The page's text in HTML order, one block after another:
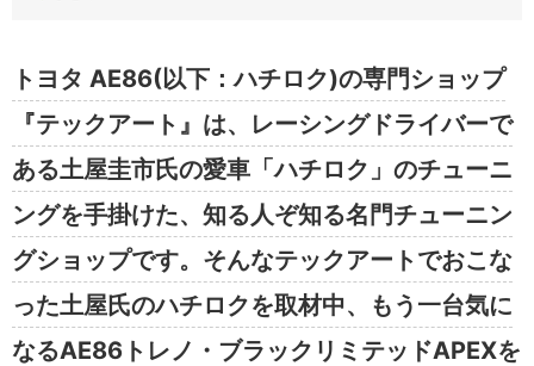
トヨタ AE86(以下：ハチロク)の専門ショップ
『テックアート』は、レーシングドライバーで
ある土屋圭市氏の愛車「ハチロク」のチューニ
ングを手掛けた、知る人ぞ知る名門チューニン
グショップです。そんなテックアートでおこな
った土屋氏のハチロクを取材中、もう一台気に
なるAE86トレノ・ブラックリミテッドAPEXを